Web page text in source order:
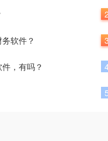
软件？
，有吗？